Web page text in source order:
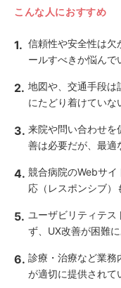
こんな人におすすめ
信頼性や安全性は欠
ールすべきか悩んで
地図や、交通手段は
にたどり着けていな
来院や問い合わせを
善は必要だが、最適
競合病院のWebサ
応（レスポンシブ）
ユーザビリティテス
ず、UX改善が困難
診療・治療など業務
が適切に提供されて